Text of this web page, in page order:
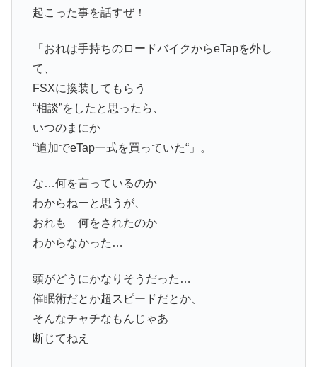
起こった事を話すぜ！
「おれは手持ちのロードバイクからeTapを外し
て、
FSXに換装してもらう
“相談”をしたと思ったら、
いつのまにか
“追加でeTap一式を買っていた“」。
な…何を言っているのか
わからねーと思うが、
おれも 何をされたのか
わからなかった…
頭がどうにかなりそうだった…
催眠術だとか超スピードだとか、
そんなチャチなもんじゃあ
断じてねえ